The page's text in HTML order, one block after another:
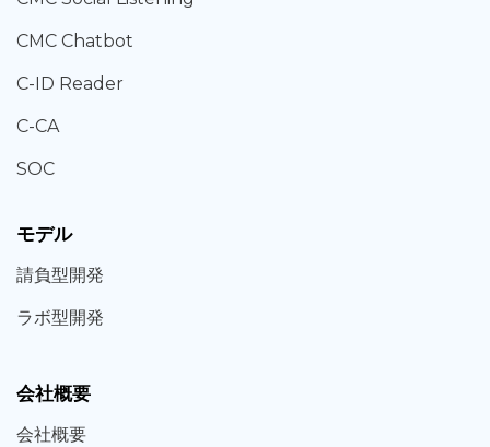
CMC Chatbot
C-ID Reader
C-CA
SOC
モデル
請負型開発
ラボ型開発
会社概要
会社概要